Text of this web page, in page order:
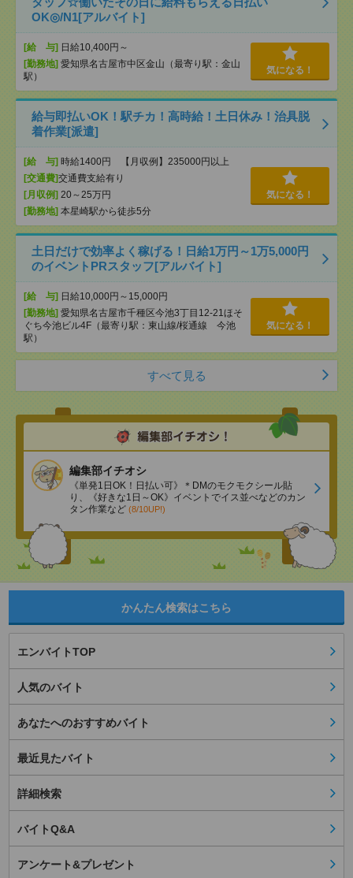
OK◎/N1[アルバイト]
[給 与] 日給10,400円～
[勤務地] 愛知県名古屋市中区金山（最寄り駅：金山
駅）
気になる！
給与即払いOK！駅チカ！高時給！土日休み！治具脱
着作業[派遣]
[給 与] 時給1400円 【月収例】235000円以上
[交通費]交通費支給有り
[月収例] 20～25万円
[勤務地] 本星崎駅から徒歩5分
気になる！
土日だけで効率よく稼げる！日給1万円～1万5,000円
のイベントPRスタッフ[アルバイト]
[給 与] 日給10,000円～15,000円
[勤務地] 愛知県名古屋市千種区今池3丁目12-21ほそ
ぐち今池ビル4F（最寄り駅：東山線/桜通線 今池
駅）
気になる！
すべて見る
編集部イチオシ
《単発1日OK！日払い可》＊DMのモクモクシール貼
り、《好きな1日～OK》イベントでイス並べなどのカン
タン作業など (8/10UP!)
かんたん検索はこちら
エンバイトTOP
人気のバイト
あなたへのおすすめバイト
最近見たバイト
詳細検索
バイトQ&A
アンケート&プレゼント